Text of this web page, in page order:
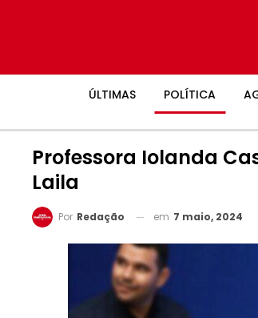
ÚLTIMAS POLÍTICA
Professora Iolanda
Laila
Por Redação em 7 maio, 2024